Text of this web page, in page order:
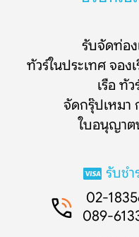
รับจัดท่อง
ทัวร์ในประเทศ จอง
เรือ ทั
จัดกรุ๊ปเหม
ใบอนุญาต
รับช
02-
089-